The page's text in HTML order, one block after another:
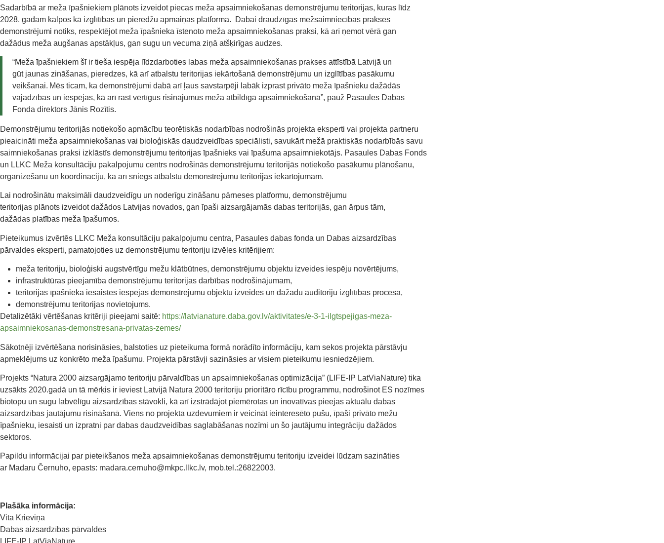
Sadarbībā ar meža īpašniekiem plānots izveidot piecas meža apsaimniekošanas demonstrējumu teritorijas, kuras līdz
2028. gadam kalpos kā izglītības un pieredžu apmaiņas platforma. Dabai draudzīgas mežsaimniecības prakses
demonstrējumi notiks, respektējot meža īpašnieka īstenoto meža apsaimniekošanas praksi, kā arī ņemot vērā gan
dažādus meža augšanas apstākļus, gan sugu un vecuma ziņā atšķirīgas audzes.
“Meža īpašniekiem šī ir tieša iespēja līdzdarboties labas meža apsaimniekošanas prakses attīstībā Latvijā un
gūt jaunas zināšanas, pieredzes, kā arī atbalstu teritorijas iekārtošanā demonstrējumu un izglītības pasākumu
veikšanai. Mēs ticam, ka demonstrējumi dabā arī ļaus savstarpēji labāk izprast privāto meža īpašnieku dažādās
vajadzības un iespējas, kā arī rast vērtīgus risinājumus meža atbildīgā apsaimniekošanā”, pauž Pasaules Dabas
Fonda direktors Jānis Rozītis.
Demonstrējumu teritorijās notiekošo apmācību teorētiskās nodarbības nodrošinās projekta eksperti vai projekta partneru
pieaicināti meža apsaimniekošanas vai bioloģiskās daudzveidības speciālisti, savukārt mežā praktiskās nodarbībās savu
saimniekošanas praksi izklāstīs demonstrējumu teritorijas īpašnieks vai īpašuma apsaimniekotājs. Pasaules Dabas Fonds
un LLKC Meža konsultāciju pakalpojumu centrs nodrošinās demonstrējumu teritorijās notiekošo pasākumu plānošanu,
organizēšanu un koordināciju, kā arī sniegs atbalstu demonstrējumu teritorijas iekārtojumam.
Lai nodrošinātu maksimāli daudzveidīgu un noderīgu zināšanu pārneses platformu, demonstrējumu
teritorijas plānots izveidot dažādos Latvijas novados, gan īpaši aizsargājamās dabas teritorijās, gan ārpus tām,
dažādas platības meža īpašumos.
Pieteikumus izvērtēs LLKC Meža konsultāciju pakalpojumu centra, Pasaules dabas fonda un Dabas aizsardzības
pārvaldes eksperti, pamatojoties uz demonstrējumu teritoriju izvēles kritērijiem:
meža teritoriju, bioloģiski augstvērtīgu mežu klātbūtnes, demonstrējumu objektu izveides iespēju novērtējums,
infrastruktūras pieejamība demonstrējumu teritorijas darbības nodrošinājumam,
teritorijas īpašnieka iesaistes iespējas demonstrējumu objektu izveides un dažādu auditoriju izglītības procesā,
demonstrējumu teritorijas novietojums.
Detalizētāki vērtēšanas kritēriji pieejami saitē: https://latvianature.daba.gov.lv/aktivitates/e-3-1-ilgtspejigas-meza-
apsaimniekosanas-demonstresana-privatas-zemes/
Sākotnēji izvērtēšana norisināsies, balstoties uz pieteikuma formā norādīto informāciju, kam sekos projekta pārstāvju
apmeklējums uz konkrēto meža īpašumu. Projekta pārstāvji sazināsies ar visiem pieteikumu iesniedzējiem.
Projekts “Natura 2000 aizsargājamo teritoriju pārvaldības un apsaimniekošanas optimizācija” (LIFE-IP LatViaNature) tika
uzsākts 2020.gadā un tā mērķis ir ieviest Latvijā Natura 2000 teritoriju prioritāro rīcību programmu, nodrošinot ES nozīmes
biotopu un sugu labvēlīgu aizsardzības stāvokli, kā arī izstrādājot piemērotas un inovatīvas pieejas aktuālu dabas
aizsardzības jautājumu risināšanā. Viens no projekta uzdevumiem ir veicināt ieinteresēto pušu, īpaši privāto mežu
īpašnieku, iesaisti un izpratni par dabas daudzveidības saglabāšanas nozīmi un šo jautājumu integrāciju dažādos
sektoros.
Papildu informācijai par pieteikšanos meža apsaimniekošanas demonstrējumu teritoriju izveidei lūdzam sazināties
ar Madaru Černuho, epasts: madara.cernuho@mkpc.llkc.lv, mob.tel.:26822003.
Plašāka informācija:
Vita Krieviņa
Dabas aizsardzības pārvaldes